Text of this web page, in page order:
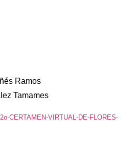
Alpañés Ramos
Tamames
CERTAMEN-VIRTUAL-DE-FLORES-